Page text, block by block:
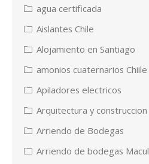
agua certificada
Aislantes Chile
Alojamiento en Santiago
amonios cuaternarios Chiile
Apiladores electricos
Arquitectura y construccion
Arriendo de Bodegas
Arriendo de bodegas Macul